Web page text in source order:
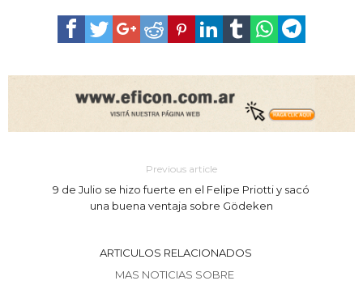
Previous article
9 de Julio se hizo fuerte en el Felipe Priotti y sacó
una buena ventaja sobre Gödeken
ARTICULOS RELACIONADOS
MAS NOTICIAS SOBRE